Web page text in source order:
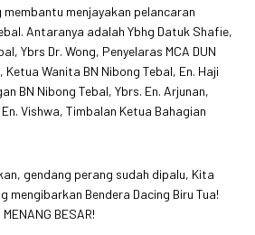
menjayakan pelancaran
Antaranya adalah Ybhg Datuk Shafie,
Ybrs Dr. Wong, Penyelaras MCA DUN
Wanita BN Nibong Tebal, En. Haji
BN Nibong Tebal, Ybrs. En. Arjunan,
Vishwa, Timbalan Ketua Bahagian
gendang perang sudah dipalu, Kita
mengibarkan Bendera Dacing Biru Tua!
BESAR!